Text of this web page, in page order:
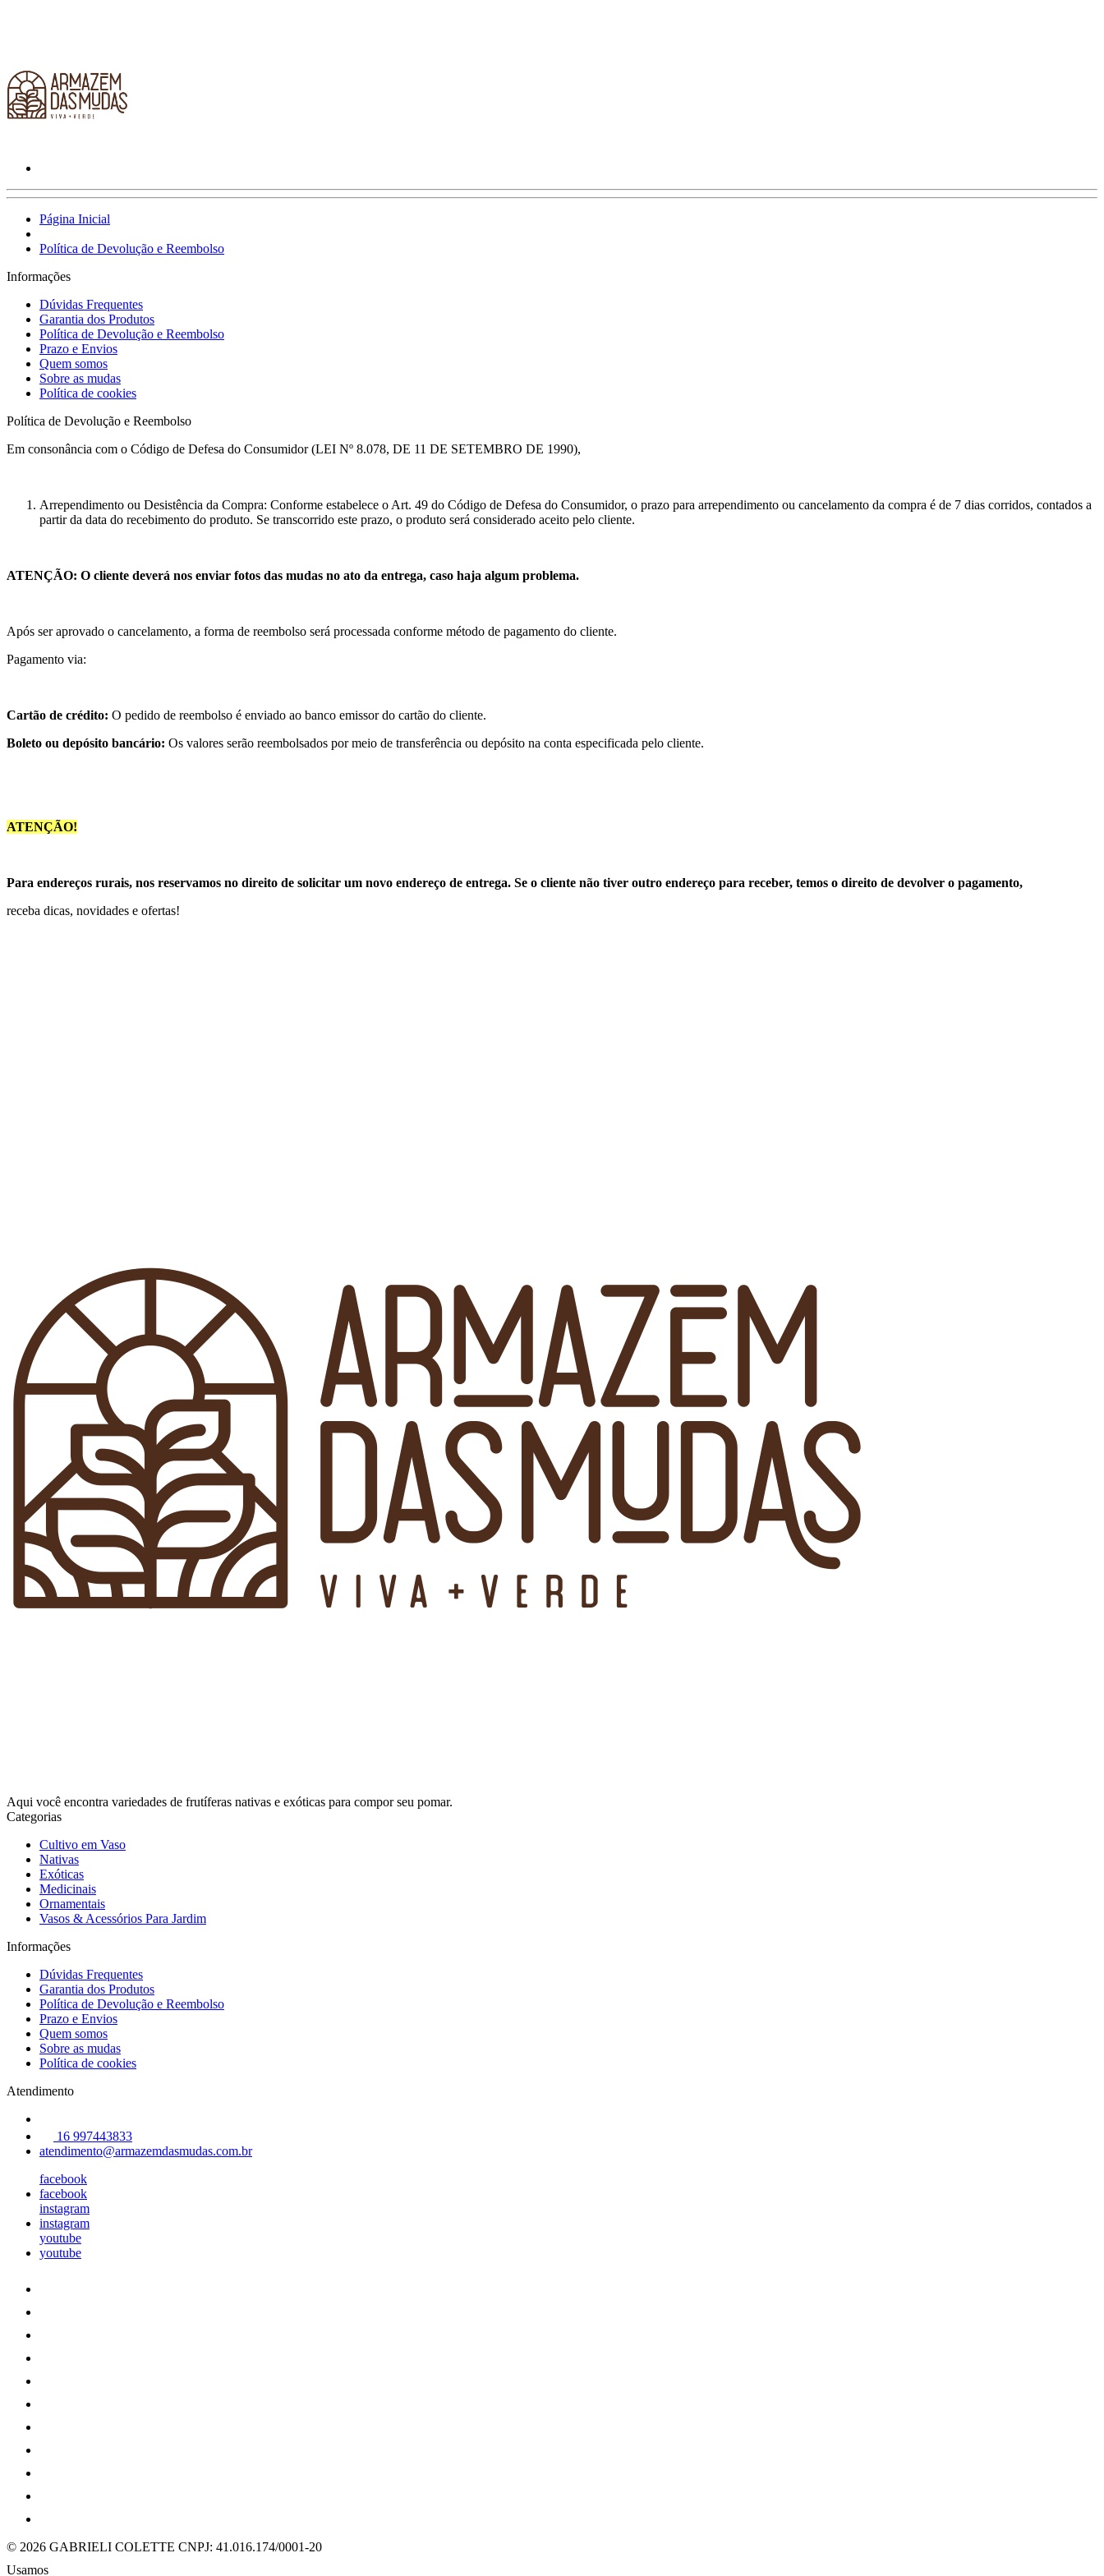
Página Inicial
Política de Devolução e Reembolso
Informações
Dúvidas Frequentes
Garantia dos Produtos
Política de Devolução e Reembolso
Prazo e Envios
Quem somos
Sobre as mudas
Política de cookies
Política de Devolução e Reembolso
Em consonância com o Código de Defesa do Consumidor (LEI Nº 8.078, DE 11 DE SETEMBRO DE 1990),
Arrependimento ou Desistência da Compra: Conforme estabelece o Art. 49 do Código de Defesa do Consumidor, o prazo para arrependimento ou cancelamento da compra é de 7 dias corridos, contados a
partir da data do recebimento do produto. Se transcorrido este prazo, o produto será considerado aceito pelo cliente.
ATENÇÃO: O cliente deverá nos enviar fotos das mudas no ato da entrega, caso haja algum problema.
Após ser aprovado o cancelamento, a forma de reembolso será processada conforme método de pagamento do cliente.
Pagamento via:
Cartão de crédito: O pedido de reembolso é enviado ao banco emissor do cartão do cliente.
Boleto ou depósito bancário: Os valores serão reembolsados por meio de transferência ou depósito na conta especificada pelo cliente.
ATENÇÃO!
Para endereços rurais, nos reservamos no direito de solicitar um novo endereço de entrega. Se o cliente não tiver outro endereço para receber, temos o direito de devolver o pagamento,
receba dicas, novidades e ofertas!
Aqui você encontra variedades de frutíferas nativas e exóticas para compor seu pomar.
Categorias
Cultivo em Vaso
Nativas
Exóticas
Medicinais
Ornamentais
Vasos & Acessórios Para Jardim
Informações
Dúvidas Frequentes
Garantia dos Produtos
Política de Devolução e Reembolso
Prazo e Envios
Quem somos
Sobre as mudas
Política de cookies
Atendimento
16 997443833
atendimento@armazemdasmudas.com.br
facebook
facebook
instagram
instagram
youtube
youtube
© 2026 GABRIELI COLETTE CNPJ: 41.016.174/0001-20
Usamos